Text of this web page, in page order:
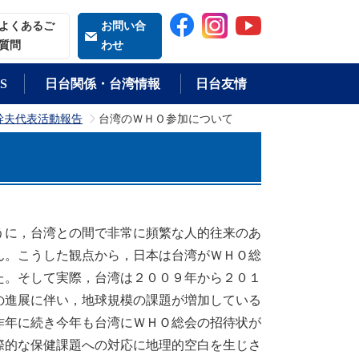
される語
よくあるご
問
お問い合
わせ
日台関係・台湾情報 日台友情
夫代表活動報告 >
台湾のＷＨＯ参加について
，台湾との間で非常に頻繁な人的往来のあ
こうした観点から，日本は台湾がＷＨＯ総
そして実際，台湾は２００９年から２０１
展に伴い，地球規模の課題が増加している
に続き今年も台湾にＷＨＯ総会の招待状が
な保健課題への対応に地理的空白を生じさ